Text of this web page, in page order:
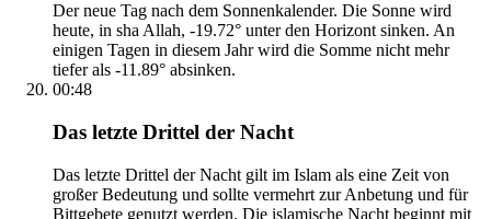
Der neue Tag nach dem Sonnenkalender. Die Sonne wird
heute, in sha Allah, -19.72° unter den Horizont sinken. An
einigen Tagen in diesem Jahr wird die Somme nicht mehr
tiefer als -11.89° absinken.
00:48
Das letzte Drittel der Nacht
Das letzte Drittel der Nacht gilt im Islam als eine Zeit von
großer Bedeutung und sollte vermehrt zur Anbetung und für
Bittgebete genutzt werden. Die islamische Nacht beginnt mit